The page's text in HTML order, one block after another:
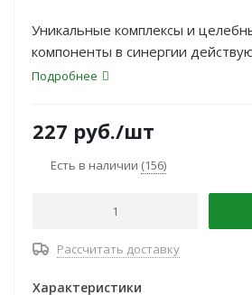
Уникальные комплексы и
компоненты в синергии
эффективно ПРОТИВ
Подробнее
227 руб./шт
Есть в наличии (156)
Рассчитать доставку
Характеристики